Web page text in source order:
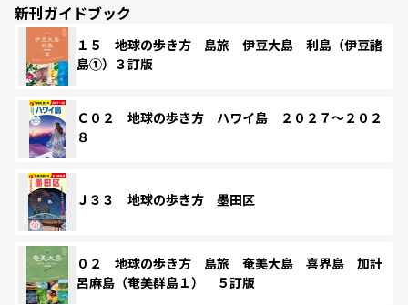
新刊ガイドブック
１５ 地球の歩き方 島旅 伊豆大島 利島（伊豆諸
島①）３訂版
Ｃ０２ 地球の歩き方 ハワイ島 ２０２７～２０２
８
Ｊ３３ 地球の歩き方 墨田区
０２ 地球の歩き方 島旅 奄美大島 喜界島 加計
呂麻島（奄美群島１） ５訂版